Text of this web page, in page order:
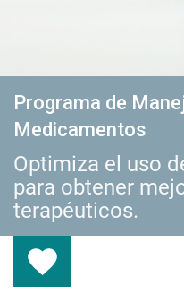
Programa de
Medicamentos
Optimiza el uso
para obtener
terapéuticos.